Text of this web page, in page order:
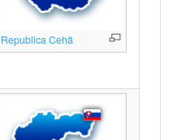
Republica Cehă